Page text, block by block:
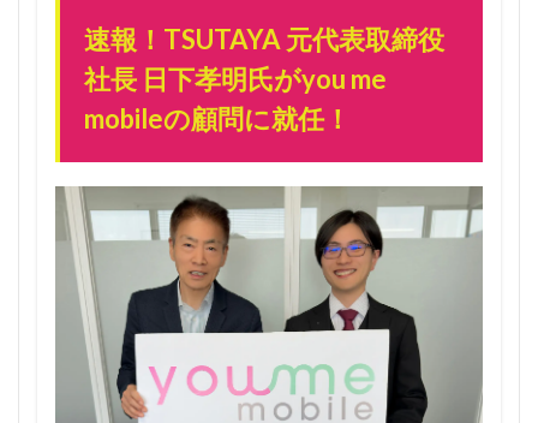
人の枠
に入っ
ていれ
ば紹介
1.1.3
さらに
人紹介
すれば2
回線無
料に！
1.1.4
速報！TSUTAYA 元代表取締役
社長 日下孝明氏がyou me
mobileの顧問に就任！